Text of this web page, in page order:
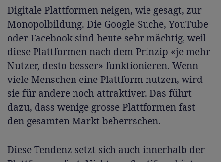
Digitale Plattformen neigen, wie gesagt, zur
Monopolbildung. Die Google-Suche, YouTube
oder Facebook sind heute sehr mächtig, weil
diese Plattformen nach dem Prinzip «je mehr
Nutzer, desto besser» funktionieren. Wenn
viele Menschen eine Plattform nutzen, wird
sie für andere noch attraktiver. Das führt
dazu, dass wenige grosse Plattformen fast
den gesamten Markt beherrschen.
Diese Tendenz setzt sich auch innerhalb der